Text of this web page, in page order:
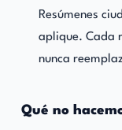
Resúmenes
aplique. Cada
nunca
Qué no